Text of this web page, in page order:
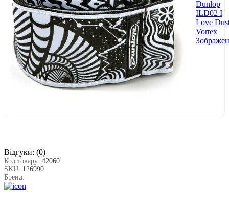
Відгуки: (0)
Код товару: 42060
SKU: 126990
Бренд: